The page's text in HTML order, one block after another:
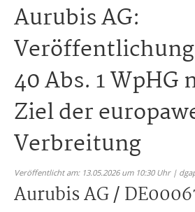
Aurubis AG:
40 Abs. 1 WpHG
Ziel der
Verbreitung
Veröffentlicht am: 13.05.2026 um 10:30 Uhr |
Aurubis AG /